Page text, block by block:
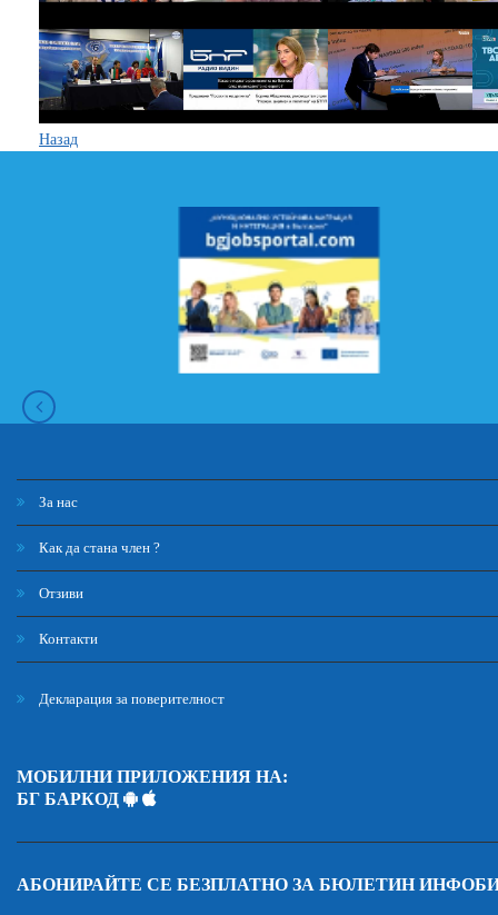
Назад
За нас
Как да стана член ?
Отзиви
Контакти
Декларация за поверителност
МОБИЛНИ ПРИЛОЖЕНИЯ НА:
БГ БАРКОД
АБОНИРАЙТЕ СЕ БЕЗПЛАТНО ЗА БЮЛЕТИН